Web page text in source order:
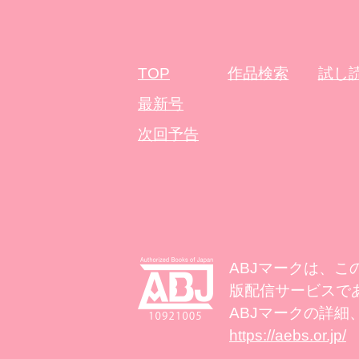
TOP
最新号
次回予告
作品検索 試し
ABJマークは、こ
版配信サービスで
ABJマークの詳細
https://aebs.or.jp/